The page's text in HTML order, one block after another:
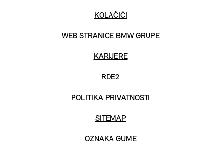
KOLAČIĆI
WEB STRANICE BMW GRUPE
KARIJERE
RDE2
POLITIKA PRIVATNOSTI
SITEMAP
OZNAKA GUME